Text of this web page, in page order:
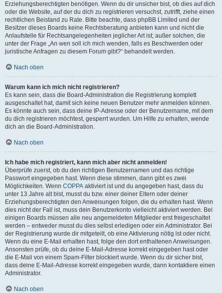
Erziehungsberechtigten benötigen. Wenn du dir unsicher bist, ob dies auf dich
oder die Website, auf der du dich zu registrieren versuchst, zutrifft, ziehe einen
rechtlichen Beistand zu Rate. Bitte beachte, dass phpBB Limited und der
Besitzer dieses Boards keine Rechtsberatung anbieten kann und nicht die
Anlaufstelle für Rechtsangelegenheiten jeglicher Art ist; außer solchen, die
unter der Frage „An wen soll ich mich wenden, falls es Beschwerden oder
juristische Anfragen zu diesem Forum gibt?“ behandelt werden.
Nach oben
Warum kann ich mich nicht registrieren?
Es kann sein, dass die Board-Administration die Registrierung komplett
ausgeschaltet hat, damit sich keine neuen Benutzer mehr anmelden können.
Es könnte auch sein, dass deine IP-Adresse oder der Benutzername, mit dem
du dich registrieren möchtest, gesperrt wurden. Um Hilfe zu erhalten, wende
dich an die Board-Administration.
Nach oben
Ich habe mich registriert, kann mich aber nicht anmelden!
Überprüfe zuerst, ob du den richtigen Benutzernamen und das richtige
Passwort eingegeben hast. Wenn diese stimmen, dann gibt es zwei
Möglichkeiten. Wenn COPPA aktiviert ist und du angegeben hast, dass du
unter 13 Jahre alt bist, musst du bzw. einer deiner Eltern oder deiner
Erziehungsberechtigten den Anweisungen folgen, die du erhalten hast. Wenn
dies nicht der Fall ist, muss dein Benutzerkonto vielleicht aktiviert werden. Bei
einigen Boards müssen alle neu angemeldeten Mitglieder erst freigeschaltet
werden – entweder musst du dies selbst erledigen oder ein Administrator. Bei
der Registrierung wurde dir mitgeteilt, ob eine Aktivierung nötig ist oder nicht.
Wenn du eine E-Mail erhalten hast, folge den dort enthaltenen Anweisungen.
Ansonsten prüfe, ob du deine E-Mail-Adresse korrekt eingegeben hast oder
die E-Mail von einem Spam-Filter blockiert wurde. Wenn du dir sicher bist,
dass deine E-Mail-Adresse korrekt eingegeben wurde, dann kontaktiere einen
Administrator.
Nach oben